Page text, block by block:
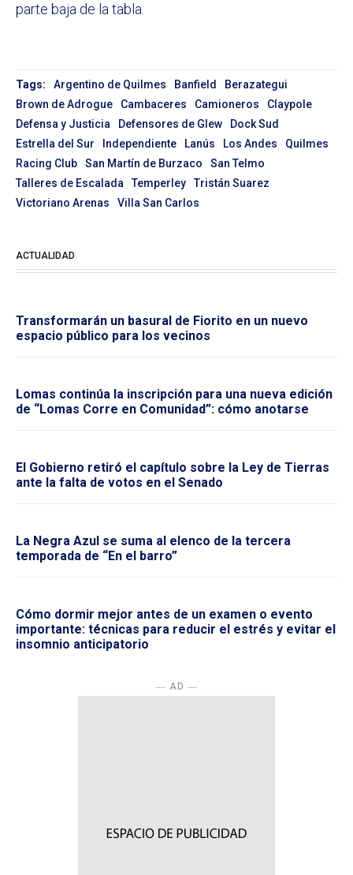
parte baja de la tabla.
Tags: Argentino de Quilmes Banfield
Berazategui
Brown de Adrogue
Cambaceres Camioneros
Claypole
Defensa y Justicia
Defensores de Glew
Dock Sud
Estrella del Sur
Independiente Lanús Los Andes
Quilmes
Racing Club
San Martín de Burzaco
San Telmo
Talleres de Escalada
Temperley
Tristán Suarez
Victoriano Arenas
Villa San Carlos
ACTUALIDAD
Transformarán un basural de Fiorito en un nuevo
espacio público para los vecinos
Lomas continúa la inscripción para una nueva edición
de “Lomas Corre en Comunidad”: cómo anotarse
El Gobierno retiró el capítulo sobre la Ley de Tierras
ante la falta de votos en el Senado
La Negra Azul se suma al elenco de la tercera
temporada de “En el barro”
Cómo dormir mejor antes de un examen o evento
importante: técnicas para reducir el estrés y evitar el
insomnio anticipatorio
― AD ―